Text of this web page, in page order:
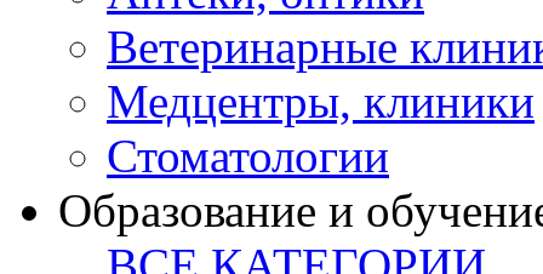
Ветеринарные
Медцентры, клиники
Стоматологии
Образование и